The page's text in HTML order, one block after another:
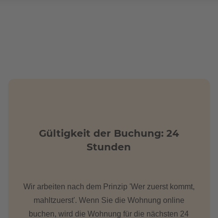
Gültigkeit der Buchung: 24
Stunden
Wir arbeiten nach dem Prinzip 'Wer zuerst kommt,
mahltzuerst'. Wenn Sie die Wohnung online
buchen, wird die Wohnung für die nächsten 24